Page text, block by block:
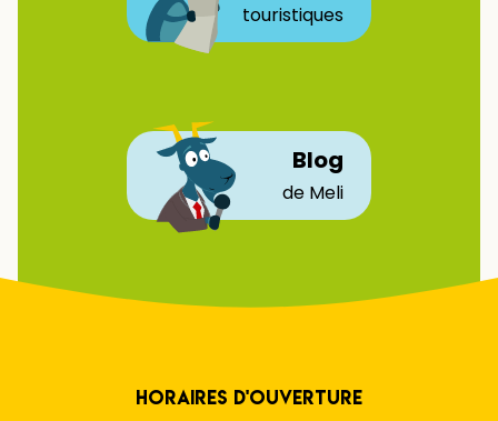
touristiques
Blog
de Meli
Horaires d'ouverture